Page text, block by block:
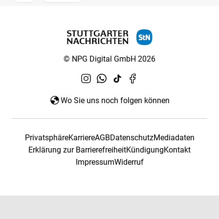
© NPG Digital GmbH 2026
Wo Sie uns noch folgen können
PrivatsphäreKarriereAGBDatenschutzMediadaten
Erklärung zur BarrierefreiheitKündigungKontakt
ImpressumWiderruf